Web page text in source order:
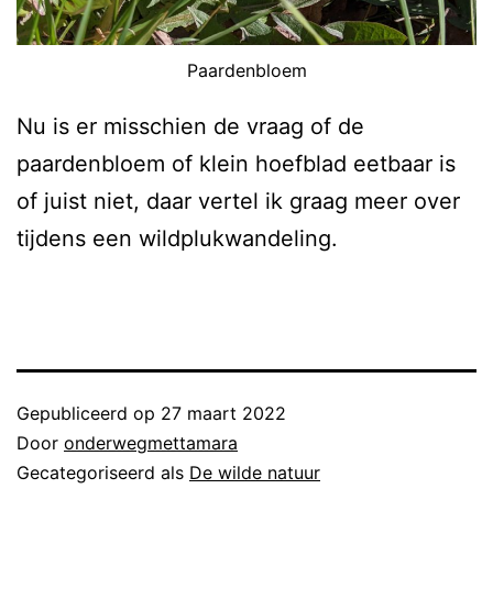
Paardenbloem
Nu is er misschien de vraag of de
paardenbloem of klein hoefblad eetbaar is
of juist niet, daar vertel ik graag meer over
tijdens een wildplukwandeling.
Gepubliceerd op 27 maart 2022
Door onderwegmettamara
Gecategoriseerd als De wilde natuur